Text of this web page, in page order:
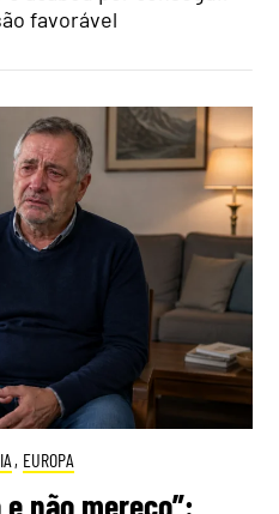
favorável
, EUROPA
não mereço”: